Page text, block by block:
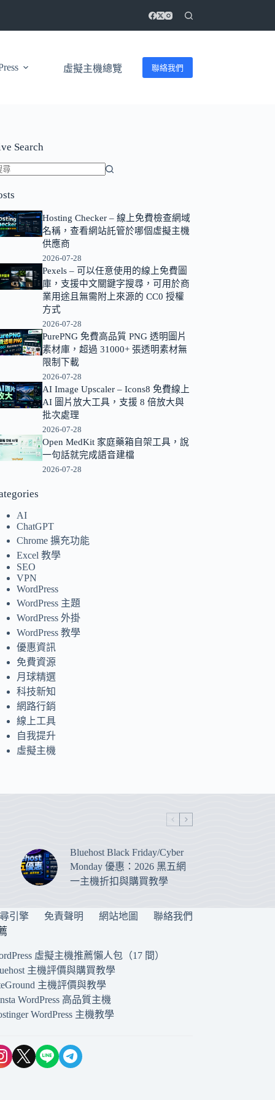
虛擬主機總覽 聯絡我們
Search
Hosting Checker – 線上免費檢查網域
名稱，查看網站託管於哪個虛擬主機
供應商
2026-07-28
Pexels – 可以任意使用的線上免費圖
庫，支援中文關鍵字搜尋，可用於商
業用途且無需附上來源的 CC0 授權
方式
2026-07-28
PurePNG 免費高品質 PNG 透明圖片
素材庫，超過 31000+ 張透明素材無
限制下載
2026-07-28
AI Image Upscaler – Icons8 免費線上
AI 圖片放大工具，支援 8 倍放大與
批次處理
2026-07-28
Open MedKit 家庭藥箱自架工具，說
一句話就完成語音建檔
2026-07-28
AI
ChatGPT
Chrome 擴充功能
Excel 教學
SEO
VPN
WordPress
WordPress 主題
WordPress 外掛
WordPress 教學
優惠資訊
免費資源
月球精選
科技新知
網路行銷
線上工具
自我提升
虛擬主機
Bluehost Black Friday/Cyber
Monday 優惠：2026 黑五網
一主機折扣與購買教學
引擎 免責聲明 網站地圖 聯絡我們
虛擬主機推薦懶人包（17 間）
主機評價與購買教學
主機評價與教學
WordPress 高品質主機
WordPress 主機教學